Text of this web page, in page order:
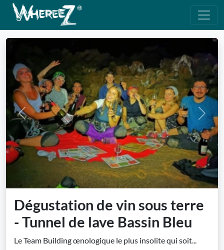
Previous Next
Dégustation de vin sous terre
- Tunnel de lave Bassin Bleu
Le Team Building œnologique le plus insolite qui soit...